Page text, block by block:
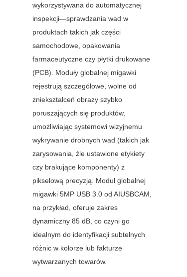
wykorzystywana do automatycznej
inspekcji—sprawdzania wad w
produktach takich jak części
samochodowe, opakowania
farmaceutyczne czy płytki drukowane
(PCB). Moduły globalnej migawki
rejestrują szczegółowe, wolne od
zniekształceń obrazy szybko
poruszających się produktów,
umożliwiając systemowi wizyjnemu
wykrywanie drobnych wad (takich jak
zarysowania, źle ustawione etykiety
czy brakujące komponenty) z
pikselową precyzją. Moduł globalnej
migawki 5MP USB 3.0 od AIUSBCAM,
na przykład, oferuje zakres
dynamiczny 85 dB, co czyni go
idealnym do identyfikacji subtelnych
różnic w kolorze lub fakturze
wytwarzanych towarów.